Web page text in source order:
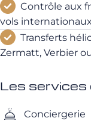
Contrôle aux
vols
Transferts
Zermatt, Verbier
Les services
Conciergerie